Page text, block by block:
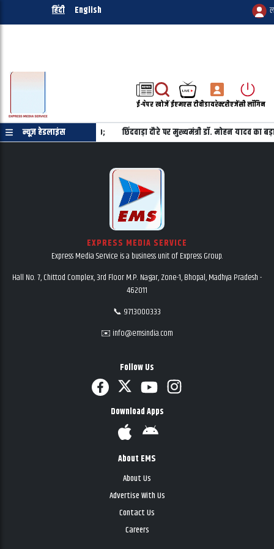
हिंदी English
ई-पेपरखोजेंईएमएस टीवीडायरेक्टरीएजेंसी लॉगिन
न्यूज़ हेडलाइंस
यह विपक्ष तय नहीं करेगा&nbsp; छिंदवाड़ा दौरे पर मुख्यमंत्री डॉ. मोहन यादव का
EXPRESS MEDIA SERVICE
Express Media Service is a business unit of Express Group.
Hall No. 7, Chittod Complex, 3rd Floor M.P. Nagar, Zone-1, Bhopal, Madhya Pradesh -
462011
📞 9713000333
✉️ info@emsindia.com
Follow Us
Download Apps
About EMS
About Us
Advertise With Us
Contact Us
Careers